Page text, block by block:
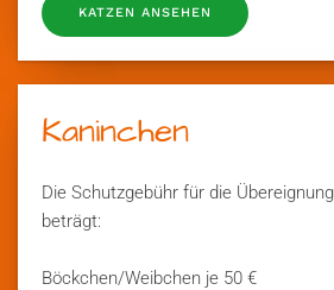
KATZEN ANSEHEN
Kaninchen
Die Schutzgebühr für die
beträgt:
Böckchen/Weibchen je 50 €